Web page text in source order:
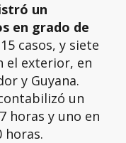
un
en grado de
casos, y siete
el exterior, en
y Guyana.
un
horas y uno en
horas.